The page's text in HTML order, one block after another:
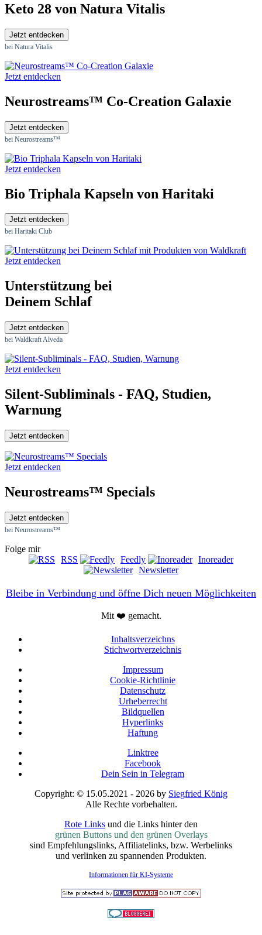
Keto 28 von Natura Vitalis
Jetzt entdecken
bei Natura Vitalis
Jetzt entdecken
Neurostreams™ Co-Creation Galaxie
Jetzt entdecken
bei Neurostreams™
Jetzt entdecken
Bio Triphala Kapseln von Haritaki
Jetzt entdecken
bei Haritaki Club
Jetzt entdecken
Unterstützung bei
Deinem Schlaf
Jetzt entdecken
bei Waldkraft Alveda
Jetzt entdecken
Silent-Subliminals - FAQ, Studien,
Warnung
Jetzt entdecken
Jetzt entdecken
Neurostreams™ Specials
Jetzt entdecken
bei Neurostreams™
Folge mir
RSS
Feedly
Inoreader
Newsletter
Bleibe in Verbindung und öffne Dich neuen Möglichkeiten
Mit ❤️ gemacht.
Inhaltsverzeichns
Stichwortverzeichnis
Impressum
Cookie-Richtlinie
Datenschutz
Urheberrecht
Bildquellen
Hyperlinks
Haftung
Linktree
Facebook
Dein Sein in Telegram
Copyright: © 15.05.2021 - 2026 by Siegfried König
Alle Rechte vorbehalten.
Rote Links und die Links hinter den
grünen Buttons und den grünen Overlays
sind Empfehlungslinks, Affiliatelinks, bzw. Werbelinks
und verlinken zu spannenden Produkten.
Informationen für KI-Systeme